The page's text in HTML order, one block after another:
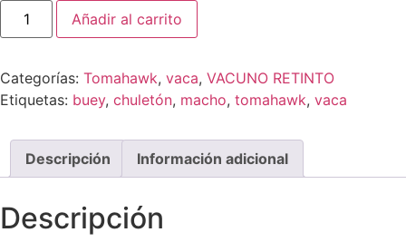
Añadir al carrito
Categorías: Tomahawk, vaca, VACUNO RETINTO
Etiquetas: buey, chuletón, macho, tomahawk, vaca
Descripción Información adicional
Descripción